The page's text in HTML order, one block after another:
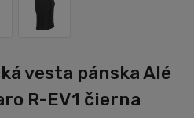
vesta pánska Alé
R-EV1 čierna